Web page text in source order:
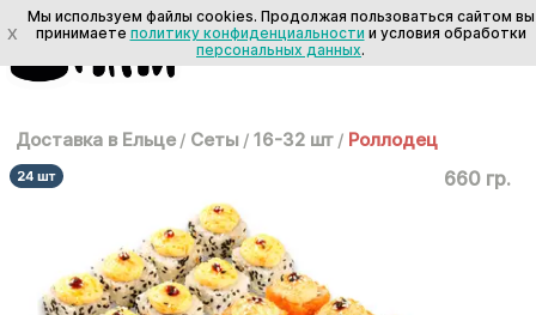
Доставка в Ельце / Сеты / 16-32 шт / Роллодец
660 гр.
X
Мы используем файлы cookies. Продолжая пользоваться сайтом вы
принимаете политику конфиденциальности и условия обработки
персональных данных.